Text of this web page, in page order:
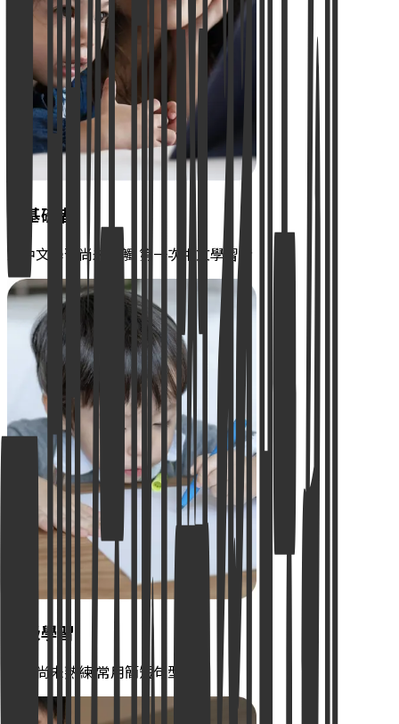
零基礎者
對中文學習尚未接觸 第一次中文學習者
初級學習
拼讀尚未熟練 常用簡短句型回應